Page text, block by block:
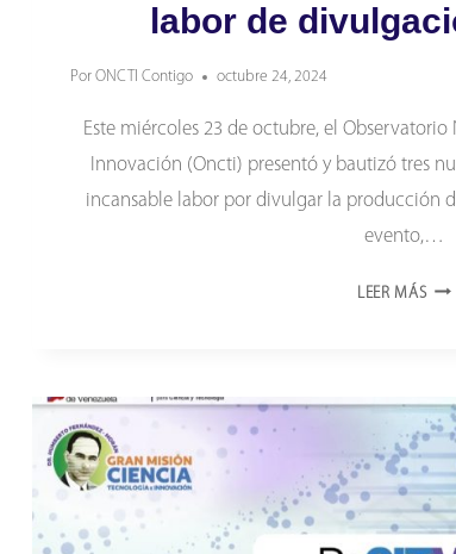
labor de
Por ONCTI Contigo octubre 24, 2024
Este miércoles 23 de octubre, el
Innovación (Oncti) presentó y bautizó tres
incansable labor por divulgar la producción
evento,…
LEER MÁSEL
SU
DE